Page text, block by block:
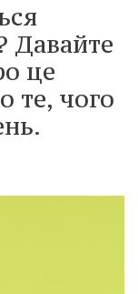
Давайте
це
те, чого